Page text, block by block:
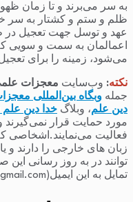
به سر می‌برند و تا زمان
ظلم و ستم و کشتار به سر
عهد و توسل جهت تعجیل
اعمالمان به سمت و
می‌شود، زمینه را برای
نکته: وب‌سایت معجزات
جمله وبگاه بین‌المللی
دین علم، وبلاگ خدا دین
مورد حمایت قرار
فعالیت می‌نمایند.اشخاصی
زبان های خارجی را دارند و
توانند در به روز رسانی
تمایل به این ایمیل(raminfakhari@gmail.com) پیام بدهند.